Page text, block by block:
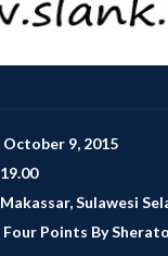
October 9, 2015
19.00
Makassar, Sulawesi
Four Points By